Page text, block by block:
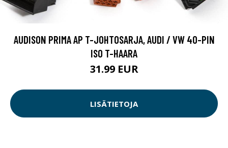
AUDISON PRIMA AP T-JOHTOSARJA, AUDI / VW 40-PIN
ISO T-HAARA
31.99 EUR
LISÄTIETOJA